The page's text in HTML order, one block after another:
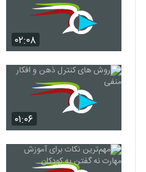
۰۲:۰۸
۰۱:۰۶